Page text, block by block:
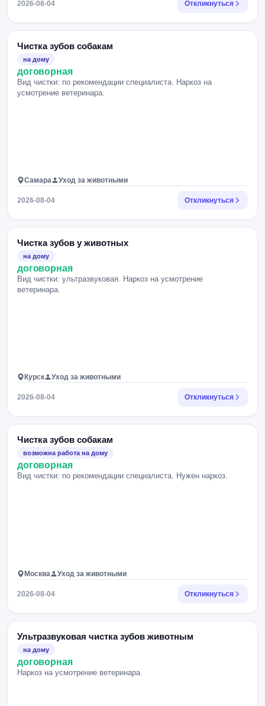
2026-08-04 Откликнуться
Чистка зубов собакам
на дому
договорная
Вид чистки: по рекомендации специалиста. Наркоз на
усмотрение ветеринара.
Самара Уход за животными
2026-08-04 Откликнуться
Чистка зубов у животных
на дому
договорная
Вид чистки: ультразвуковая. Наркоз на усмотрение
ветеринара.
Курск Уход за животными
2026-08-04 Откликнуться
Чистка зубов собакам
возможна работа на дому
договорная
Вид чистки: по рекомендации специалиста. Нужен наркоз.
Москва Уход за животными
2026-08-04 Откликнуться
Ультразвуковая чистка зубов животным
на дому
договорная
Наркоз на усмотрение ветеринара.